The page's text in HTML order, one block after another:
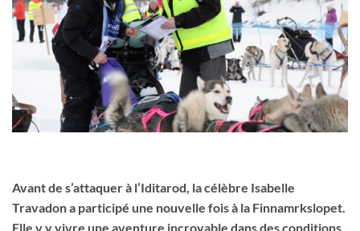
Avant de s’attaquer à l’Iditarod, la célèbre Isabelle
Travadon a participé une nouvelle fois à la Finnamrkslopet.
Elle v y vivre une aventure incroyable dans des conditions